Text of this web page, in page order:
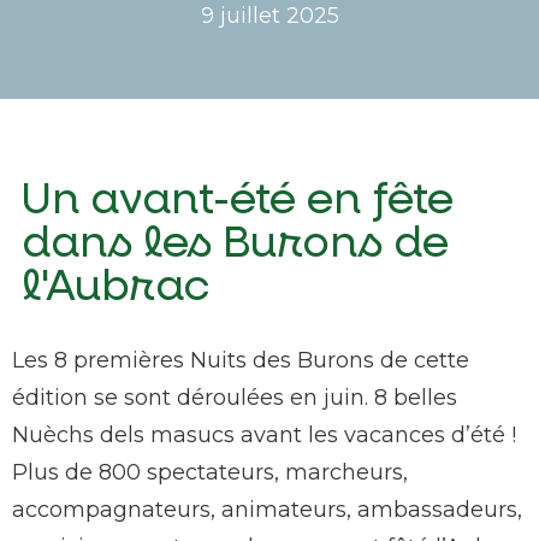
9 juillet 2025
Un avant-été en fête
dans les Burons de
l'Aubrac
Les 8 premières Nuits des Burons de cette
édition se sont déroulées en juin. 8 belles
Nuèchs dels masucs avant les vacances d’été !
Plus de 800 spectateurs, marcheurs,
accompagnateurs, animateurs, ambassadeurs,